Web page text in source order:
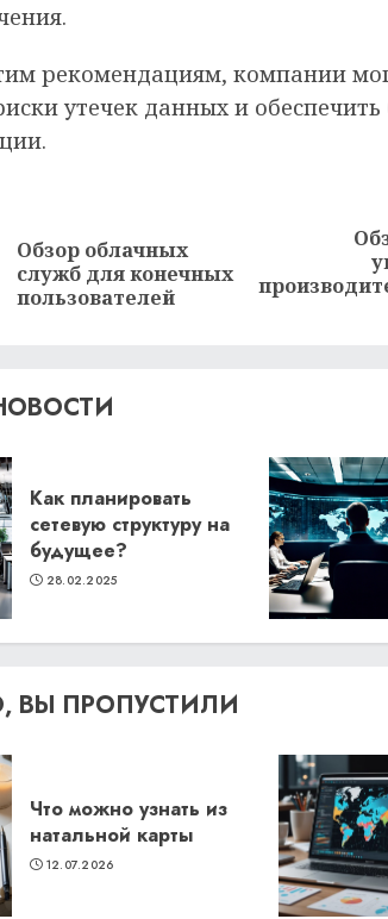
рекомендациям, компании
утечек данных и обеспечить
запись:
Обзор облачных
служб для конечных
пользователей
Следующая
запись:
Как планировать
сетевую структуру на
будущее?
28.02.2025
ВЫ ПРОПУСТИЛИ
Что можно узнать из
натальной карты
12.07.2026